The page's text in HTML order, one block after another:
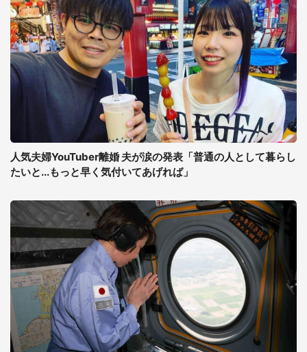
人気夫婦YouTuber離婚 夫が涙の発表「普通の人として暮らし
たいと...もっと早く気付いてあげれば」